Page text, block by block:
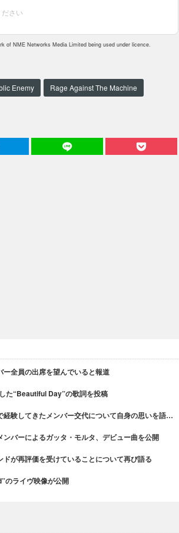
さい
of NME Networks Media Limited being used under licence.
Enemy Rage Against The Machine
全員の出席を望んでいると報道
た“Beautiful Day”の歌詞を投稿
験してきたメンバー交代について自身の思いを語…
バーによるガッタ・モルタ、デビュー曲を公開
が再評価を受けていることについて再び語る
のライヴ映像が公開